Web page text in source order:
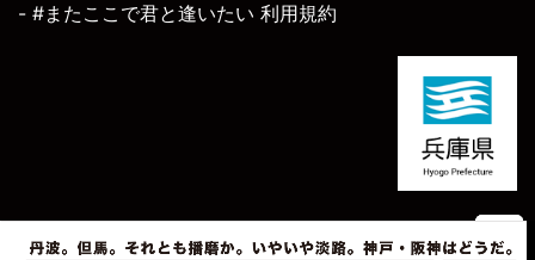
- #またここで君と逢いたい 利用規約